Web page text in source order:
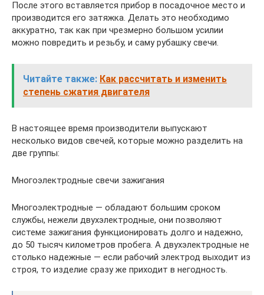
После этого вставляется прибор в посадочное место и
производится его затяжка. Делать это необходимо
аккуратно, так как при чрезмерно большом усилии
можно повредить и резьбу, и саму рубашку свечи.
Читайте также: Как рассчитать и изменить
степень сжатия двигателя
В настоящее время производители выпускают
несколько видов свечей, которые можно разделить на
две группы:
Многоэлектродные свечи зажигания
Многоэлектродные — обладают большим сроком
службы, нежели двухэлектродные, они позволяют
системе зажигания функционировать долго и надежно,
до 50 тысяч километров пробега. А двухэлектродные не
столько надежные — если рабочий электрод выходит из
строя, то изделие сразу же приходит в негодность.